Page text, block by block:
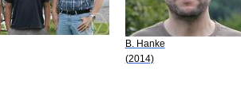
B. Hanke
(2014)